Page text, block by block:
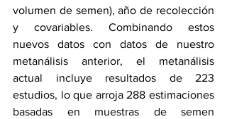
volumen de semen), año de recolección
y covariables. Combinando estos
nuevos datos con datos de nuestro
metanálisis anterior, el metanálisis
actual incluye resultados de 223
estudios, lo que arroja 288 estimaciones
basadas en muestras de semen